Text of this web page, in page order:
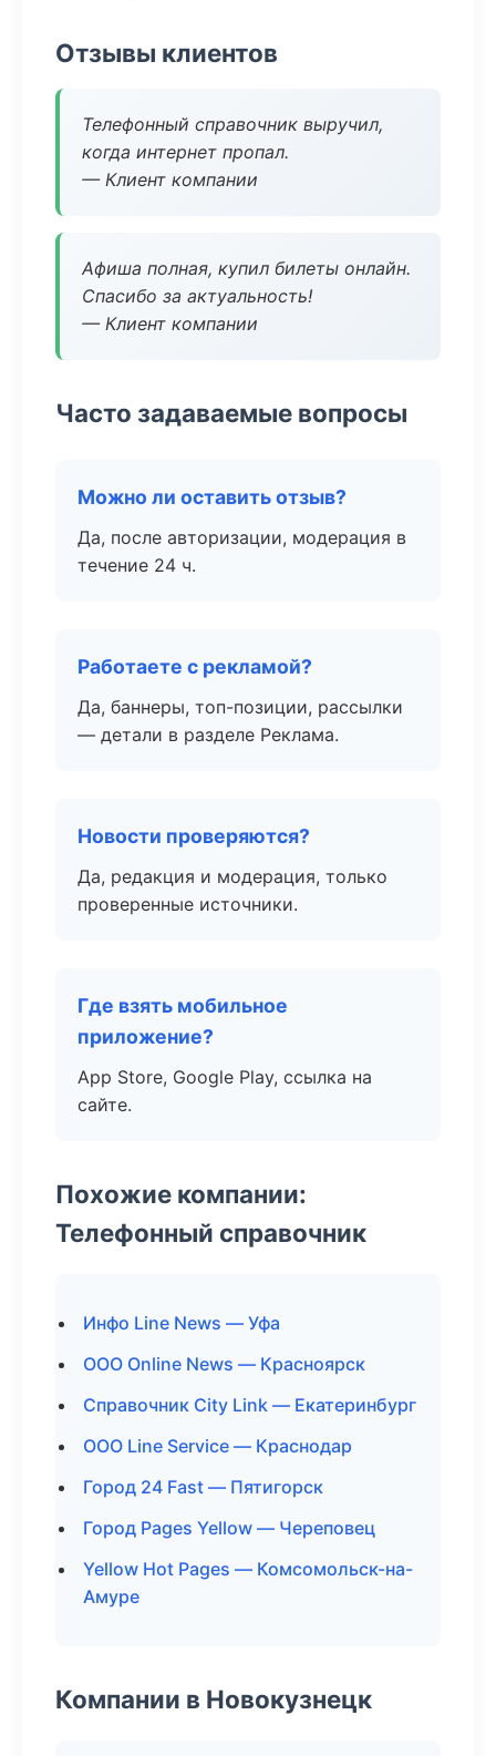
Отзывы клиентов
Телефонный справочник выручил,
когда интернет пропал.
— Клиент компании
Афиша полная, купил билеты онлайн.
Спасибо за актуальность!
— Клиент компании
Часто задаваемые вопросы
Можно ли оставить отзыв?
Да, после авторизации, модерация в
течение 24 ч.
Работаете с рекламой?
Да, баннеры, топ-позиции, рассылки
— детали в разделе Реклама.
Новости проверяются?
Да, редакция и модерация, только
проверенные источники.
Где взять мобильное
приложение?
App Store, Google Play, ссылка на
сайте.
Похожие компании:
Телефонный справочник
Инфо Line News — Уфа
ООО Online News — Красноярск
Справочник City Link — Екатеринбург
ООО Line Service — Краснодар
Город 24 Fast — Пятигорск
Город Pages Yellow — Череповец
Yellow Hot Pages — Комсомольск-на-
Амуре
Компании в Новокузнецк